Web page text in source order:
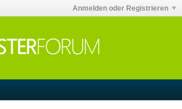
Anmelden oder Registrieren